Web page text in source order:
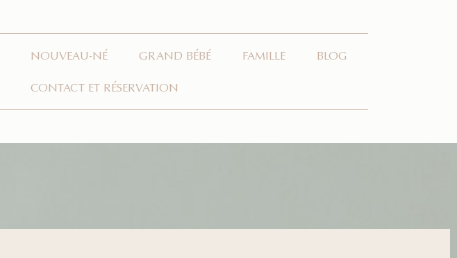
NOUVEAU-NÉ GRAND BÉBÉ FAMILLE BLOG
CONTACT ET RÉSERVATION